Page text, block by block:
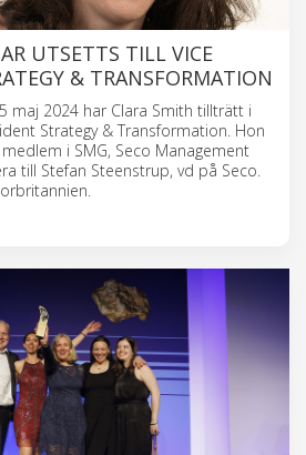
UTSETTS TILL VICE
& TRANSFORMATION
maj 2024 har Clara Smith tillträtt i
Strategy & Transformation. Hon
i SMG, Seco Management
till Stefan Steenstrup, vd på Seco.